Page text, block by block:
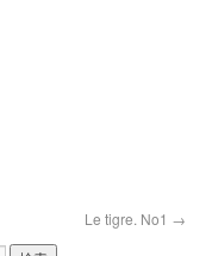
Le tigre. No1 →